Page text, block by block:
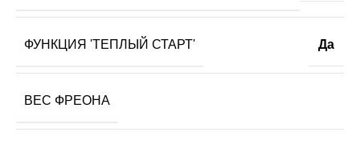
ФУНКЦИЯ 'ТЕПЛЫЙ СТАРТ' Да
ВЕС ФРЕОНА